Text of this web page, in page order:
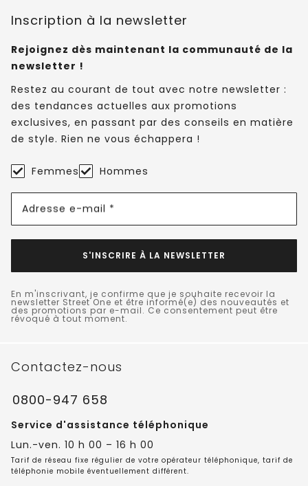
Inscription à la newsletter
Rejoignez dès maintenant la communauté de la
newsletter !
Restez au courant de tout avec notre newsletter :
des tendances actuelles aux promotions
exclusives, en passant par des conseils en matière
de style. Rien ne vous échappera !
Femmes Hommes
Adresse e-mail *
S'INSCRIRE À LA NEWSLETTER
En m'inscrivant, je confirme que je souhaite recevoir la
newsletter Street One et être informé(e) des nouveautés et
des promotions par e-mail. Ce consentement peut être
révoqué à tout moment.
Contactez-nous
0800-947 658
Service d'assistance téléphonique
Lun.-ven. 10 h 00 – 16 h 00
Tarif de réseau fixe régulier de votre opérateur téléphonique, tarif de
téléphonie mobile éventuellement différent.